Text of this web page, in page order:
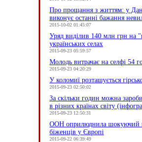
Про прощання з життям: у
виконує останні бажання
2015-10-02 01:45:07
Уряд виділив 140 млн грн на
українських селах
2015-09-23 05:59:57
Молодь витрачає на селфі 54
2015-09-23 04:20:29
У коломиї розташується
2015-09-23 02:50:02
За скільки годин можна
в різних країнах світу
2015-09-23 12:50:31
ООН оприлюднила шокуючий
біженців у Європі
2015-09-22 06:39:49